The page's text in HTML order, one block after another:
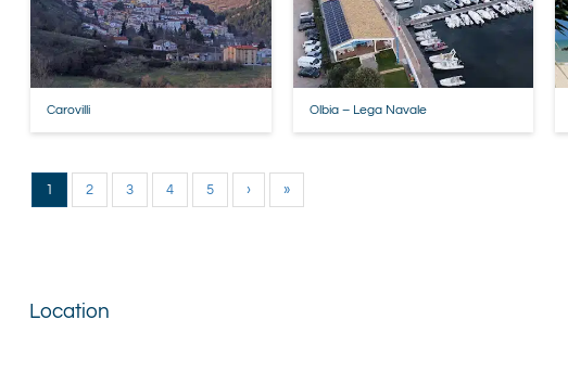
Carovilli Olbia – Lega Navale
1 2 3 4 5 › »
Location